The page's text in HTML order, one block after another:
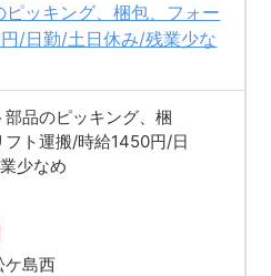
ピッキング、梱包、フォー
/日勤/土日休み/残業少な
品のピッキング、梱
フト運搬/時給1450円/日
少なめ
ケ島西